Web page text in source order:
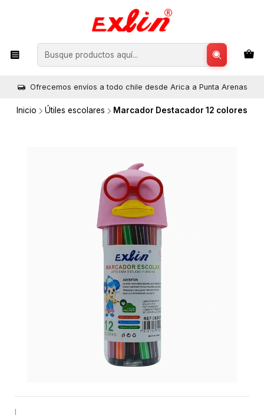
Ofrecemos envíos a todo chile desde Arica a Punta Arenas
Inicio Útiles escolares Marcador Destacador 12 colores